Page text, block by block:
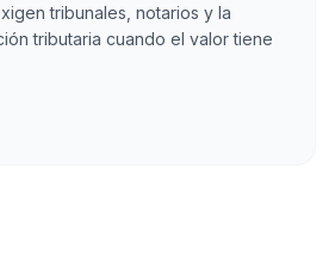
tribunales, notarios y la
tributaria cuando el valor tiene